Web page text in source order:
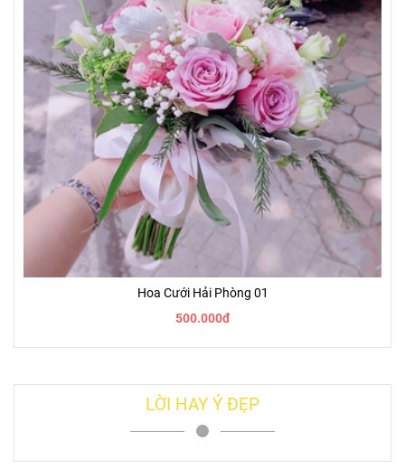
Hoa Cưới Hải Phòng 01
500.000đ
LỜI HAY Ý ĐẸP